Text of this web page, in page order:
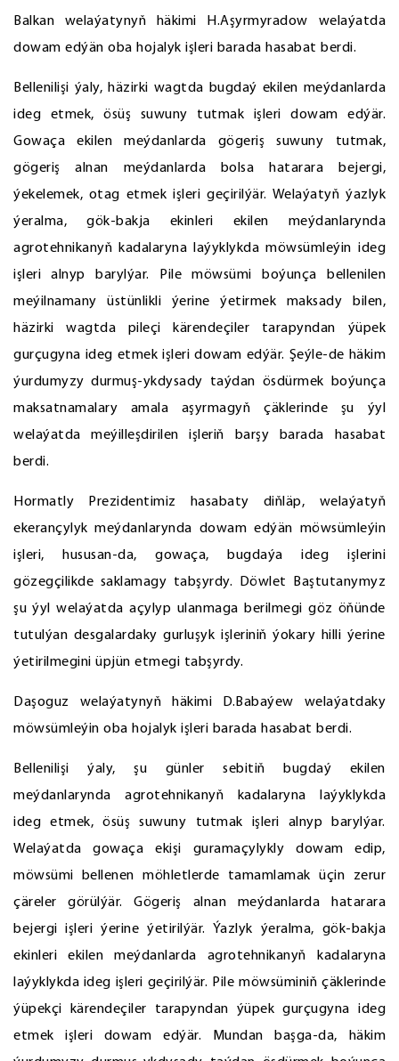
Balkan welaýatynyň häkimi H.Aşyrmyradow welaýatda
dowam edýän oba hojalyk işleri barada hasabat berdi.
Bellenilişi ýaly, häzirki wagtda bugdaý ekilen meýdanlarda
ideg etmek, ösüş suwuny tutmak işleri dowam edýär.
Gowaça ekilen meýdanlarda gögeriş suwuny tutmak,
gögeriş alnan meýdanlarda bolsa hatarara bejergi,
ýekelemek, otag etmek işleri geçirilýär. Welaýatyň ýazlyk
ýeralma, gök-bakja ekinleri ekilen meýdanlarynda
agrotehnikanyň kadalaryna laýyklykda möwsümleýin ideg
işleri alnyp barylýar. Pile möwsümi boýunça bellenilen
meýilnamany üstünlikli ýerine ýetirmek maksady bilen,
häzirki wagtda pileçi kärendeçiler tarapyndan ýüpek
gurçugyna ideg etmek işleri dowam edýär. Şeýle-de häkim
ýurdumyzy durmuş-ykdysady taýdan ösdürmek boýunça
maksatnamalary amala aşyrmagyň çäklerinde şu ýyl
welaýatda meýilleşdirilen işleriň barşy barada hasabat
berdi.
Hormatly Prezidentimiz hasabaty diňläp, welaýatyň
ekerançylyk meýdanlarynda dowam edýän möwsümleýin
işleri, hususan-da, gowaça, bugdaýa ideg işlerini
gözegçilikde saklamagy tabşyrdy. Döwlet Baştutanymyz
şu ýyl welaýatda açylyp ulanmaga berilmegi göz öňünde
tutulýan desgalardaky gurluşyk işleriniň ýokary hilli ýerine
ýetirilmegini üpjün etmegi tabşyrdy.
Daşoguz welaýatynyň häkimi D.Babaýew welaýatdaky
möwsümleýin oba hojalyk işleri barada hasabat berdi.
Bellenilişi ýaly, şu günler sebitiň bugdaý ekilen
meýdanlarynda agrotehnikanyň kadalaryna laýyklykda
ideg etmek, ösüş suwuny tutmak işleri alnyp barylýar.
Welaýatda gowaça ekişi guramaçylykly dowam edip,
möwsümi bellenen möhletlerde tamamlamak üçin zerur
çäreler görülýär. Gögeriş alnan meýdanlarda hatarara
bejergi işleri ýerine ýetirilýär. Ýazlyk ýeralma, gök-bakja
ekinleri ekilen meýdanlarda agrotehnikanyň kadalaryna
laýyklykda ideg işleri geçirilýär. Pile möwsüminiň çäklerinde
ýüpekçi kärendeçiler tarapyndan ýüpek gurçugyna ideg
etmek işleri dowam edýär. Mundan başga-da, häkim